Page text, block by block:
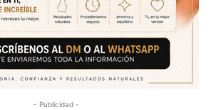
- Publicidad -